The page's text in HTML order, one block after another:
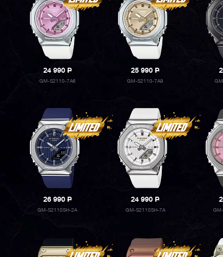
24 990P
GM-S2110-7A6
25 990P
GM-S2110-7A9
26 990P
GM-S2110SH-2A
24 990P
GM-S2110SH-7A